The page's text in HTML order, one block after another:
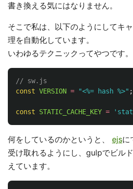
書き換える気にはなりません。
そこで私は、以下のようにしてキ
理を自動化しています。
いわゆるテクニックってやつです。
// sw.js
const VERSION = "<%= hash %>" ;
const STATIC_CACHE_KEY = '
何をしているのかというと、 ejsに
受け取れるようにし、gulpでビル
えています。